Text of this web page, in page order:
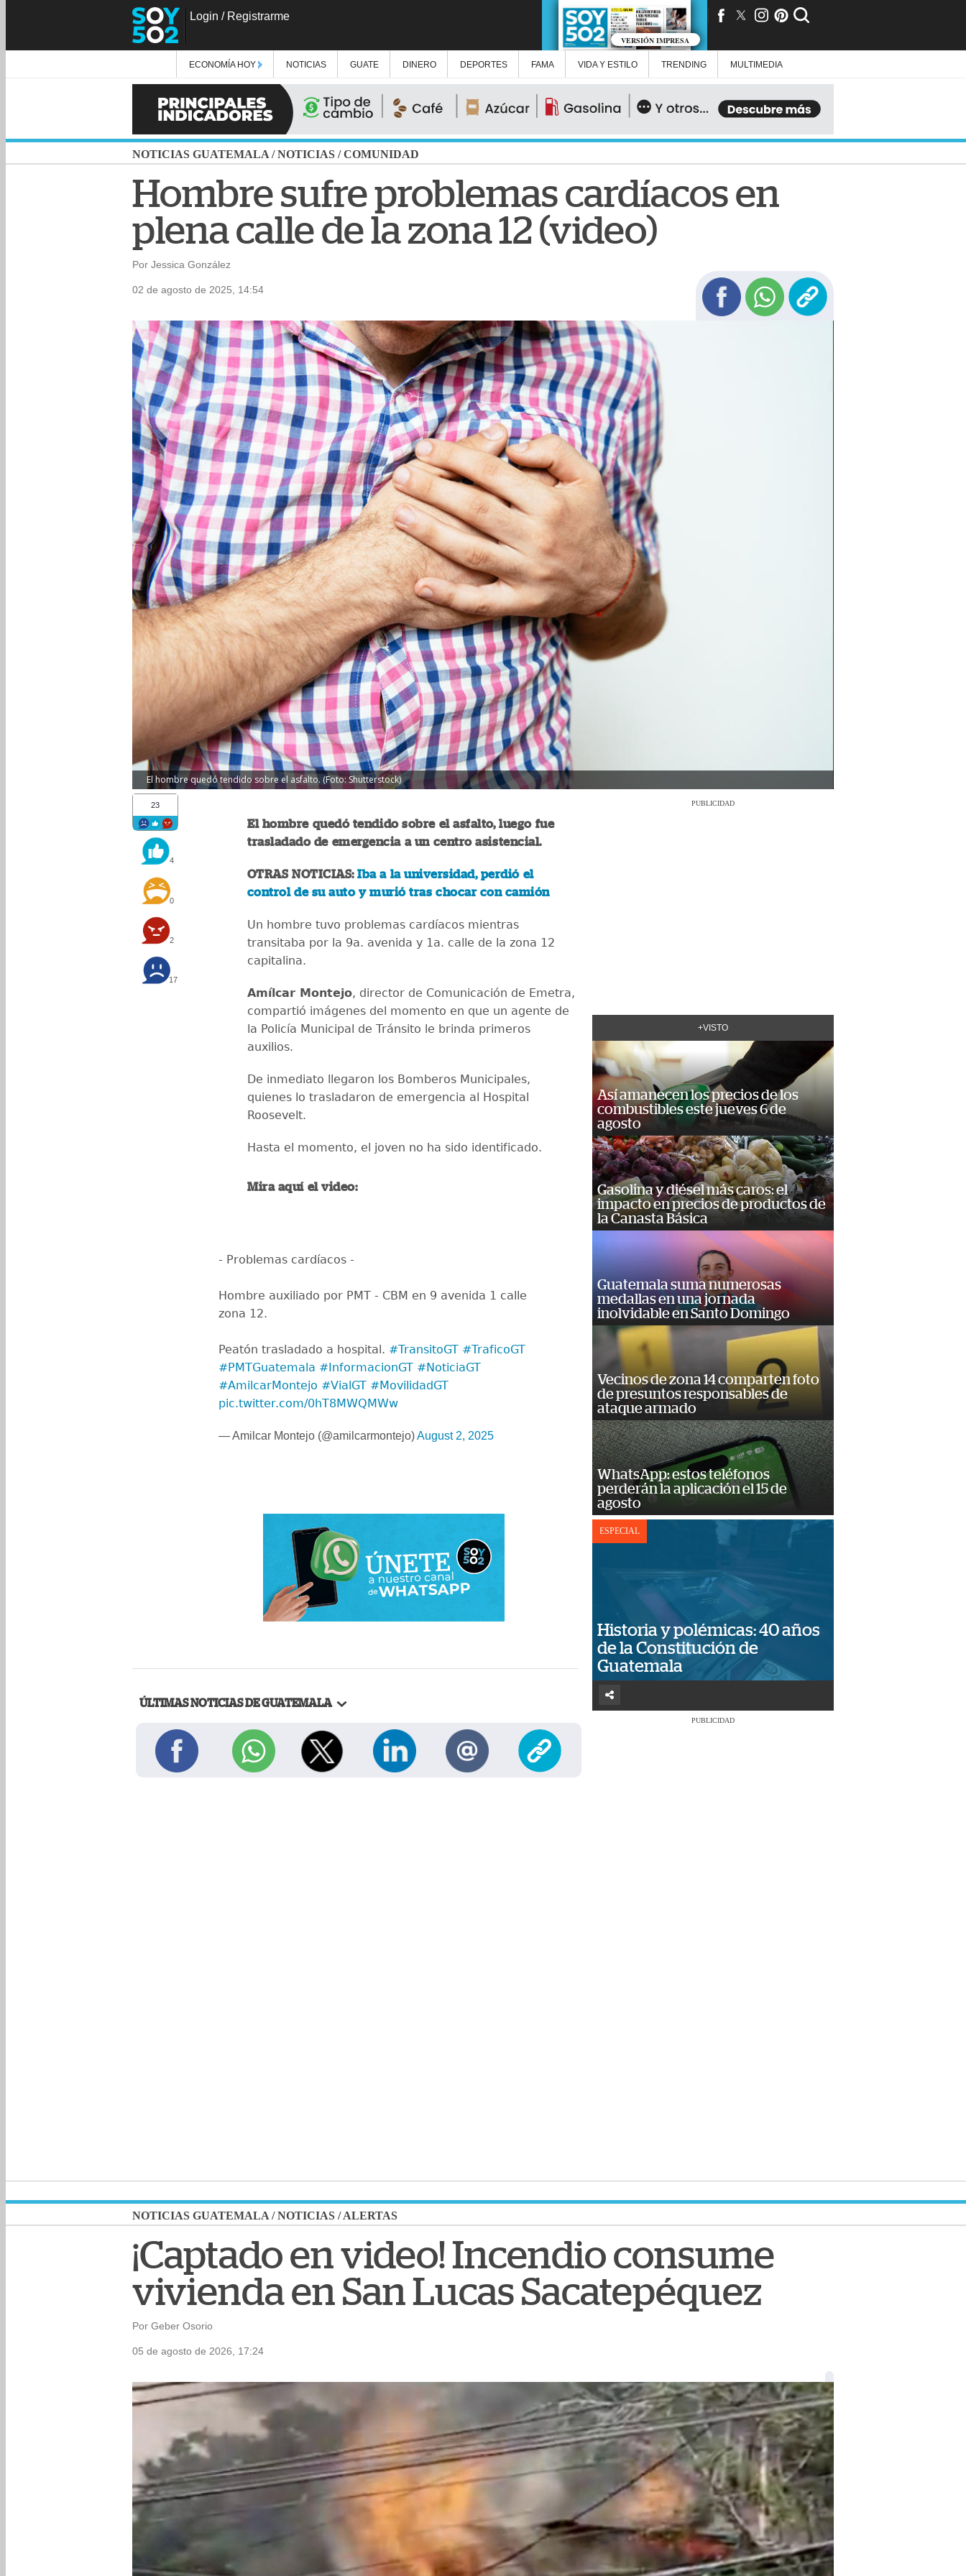
Login / Registrarme
VERSIÓN IMPRESA
ECONOMÍA HOY NOTICIAS GUATE DINERO DEPORTES FAMA VIDA Y ESTILO TRENDING MULTIMEDIA
NOTICIAS GUATEMALA /NOTICIAS /COMUNIDAD
Hombre sufre problemas cardíacos en
plena calle de la zona 12 (video)
Por Jessica González
02 de agosto de 2025, 14:54
El hombre quedó tendido sobre el asfalto. (Foto: Shutterstock)
23
4
0
2
17
El hombre quedó tendido sobre el asfalto, luego fue
trasladado de emergencia a un centro asistencial.
OTRAS NOTICIAS:Iba a la universidad, perdió el
control de su auto y murió tras chocar con camión
Un hombre tuvo problemas cardíacos mientras
transitaba por la 9a. avenida y 1a. calle de la zona 12
capitalina.
Amílcar Montejo, director de Comunicación de Emetra,
compartió imágenes del momento en que un agente de
la Policía Municipal de Tránsito le brinda primeros
auxilios.
De inmediato llegaron los Bomberos Municipales,
quienes lo trasladaron de emergencia al Hospital
Roosevelt.
Hasta el momento, el joven no ha sido identificado.
Mira aquí el video:
- Problemas cardíacos -
Hombre auxiliado por PMT - CBM en 9 avenida 1 calle
zona 12.
Peatón trasladado a hospital. #TransitoGT #TraficoGT
#PMTGuatemala #InformacionGT #NoticiaGT
#AmilcarMontejo #VialGT #MovilidadGT
pic.twitter.com/0hT8MWQMWw
— Amilcar Montejo (@amilcarmontejo)August 2, 2025
ÚLTIMAS NOTICIAS DE GUATEMALA
PUBLICIDAD
+VISTO
Así amanecen los precios de los
combustibles este jueves 6 de
agosto
Gasolina y diésel más caros: el
impacto en precios de productos de
la Canasta Básica
Guatemala suma numerosas
medallas en una jornada
inolvidable en Santo Domingo
Vecinos de zona 14 comparten foto
de presuntos responsables de
ataque armado
WhatsApp: estos teléfonos
perderán la aplicación el 15 de
agosto
ESPECIAL
Historia y polémicas: 40 años
de la Constitución de
Guatemala
PUBLICIDAD
NOTICIAS GUATEMALA /NOTICIAS /ALERTAS
¡Captado en video! Incendio consume
vivienda en San Lucas Sacatepéquez
Por Geber Osorio
05 de agosto de 2026, 17:24